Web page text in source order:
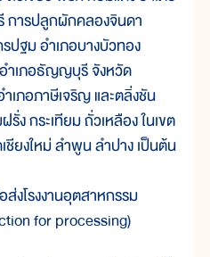
การปลูกผักคลองจินดา
ปฐม อำเภอบางบัวทอง
ำเภอธัญญบุรี จังหวัด
ภอภาษีเจริญ และตลิ่งชัน
ง กระเทียม ถั่วเหลือง ในเขต
ชียงใหม่ ลำพูน ลำปาง เป็นต้น
รงงานอุตสาหกรรม
for processing)